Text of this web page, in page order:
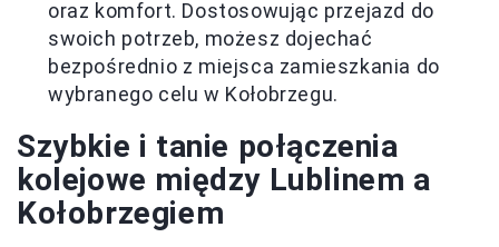
oraz komfort. Dostosowując przejazd do
swoich potrzeb, możesz dojechać
bezpośrednio z miejsca zamieszkania do
wybranego celu w Kołobrzegu.
Szybkie i tanie połączenia
kolejowe między Lublinem a
Kołobrzegiem